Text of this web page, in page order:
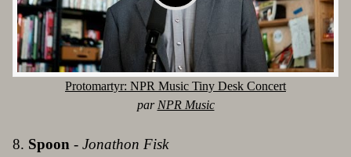
Protomartyr: NPR Music Tiny Desk Concert
parNPR Music
8. Spoon - Jonathon Fisk